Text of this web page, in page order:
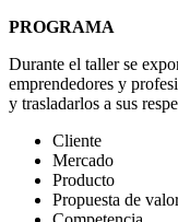
PROGRAMA
Durante el taller se
emprendedores y
y trasladarlos a sus
Cliente
Mercado
Producto
Propuesta de